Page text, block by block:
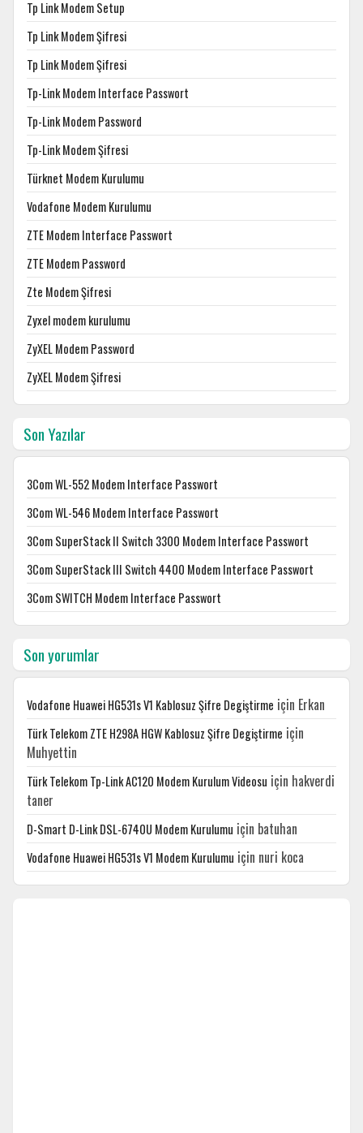
Tp Link Modem Setup
Tp Link Modem Şifresi
Tp Link Modem Şifresi
Tp-Link Modem Interface Passwort
Tp-Link Modem Password
Tp-Link Modem Şifresi
Türknet Modem Kurulumu
Vodafone Modem Kurulumu
ZTE Modem Interface Passwort
ZTE Modem Password
Zte Modem Şifresi
Zyxel modem kurulumu
ZyXEL Modem Password
ZyXEL Modem Şifresi
Son Yazılar
3Com WL-552 Modem Interface Passwort
3Com WL-546 Modem Interface Passwort
3Com SuperStack II Switch 3300 Modem Interface Passwort
3Com SuperStack III Switch 4400 Modem Interface Passwort
3Com SWITCH Modem Interface Passwort
Son yorumlar
Vodafone Huawei HG531s V1 Kablosuz Şifre Degiştirme için Erkan
Türk Telekom ZTE H298A HGW Kablosuz Şifre Degiştirme için
Muhyettin
Türk Telekom Tp-Link AC120 Modem Kurulum Videosu için hakverdi
taner
D-Smart D-Link DSL-6740U Modem Kurulumu için batuhan
Vodafone Huawei HG531s V1 Modem Kurulumu için nuri koca